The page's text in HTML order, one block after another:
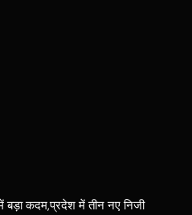
बड़ा कदम,प्रदेश में तीन नए निजी